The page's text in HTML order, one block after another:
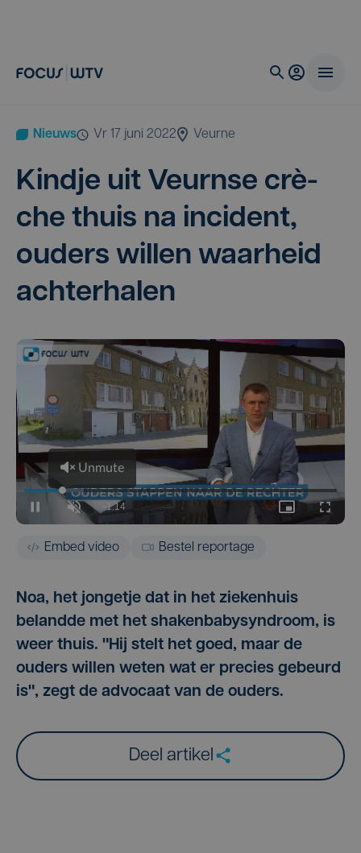
Nieuws vr 17 juni 2022 Veurne
Kind­je uit Veurn­se crè­
che thuis na inci­dent,
ouders wil­len waar­heid
achterhalen
Embed video Bestel reportage
Noa, het jongetje dat in het ziekenhuis
belandde met het shakenbabysyndroom, is
weer thuis. "Hij stelt het goed, maar de
ouders willen weten wat er precies gebeurd
is", zegt de advocaat van de ouders.
Deel artikel